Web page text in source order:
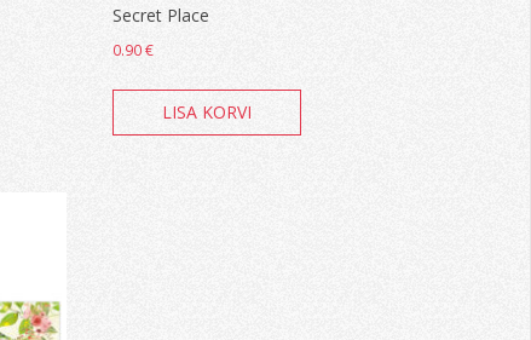
Secret Place
0.90€
LISA KORVI